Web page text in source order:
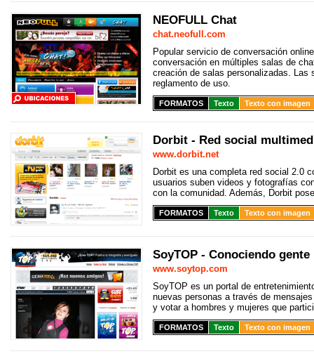
NEOFULL Chat
chat.neofull.com
Popular servicio de conversación
conversación en múltiples salas de
creación de salas personalizadas. Las
reglamento de uso.
FORMATOS Texto Texto con imagen
Dorbit - Red social
www.dorbit.net
Dorbit es una completa red social 2.0
usuarios suben videos y fotografías
con la comunidad. Además, Dorbit
FORMATOS Texto Texto con imagen
SoyTOP - Conociendo gente
www.soytop.com
SoyTOP es un portal de
nuevas personas a través de
y votar a hombres y mujeres que
FORMATOS Texto Texto con imagen